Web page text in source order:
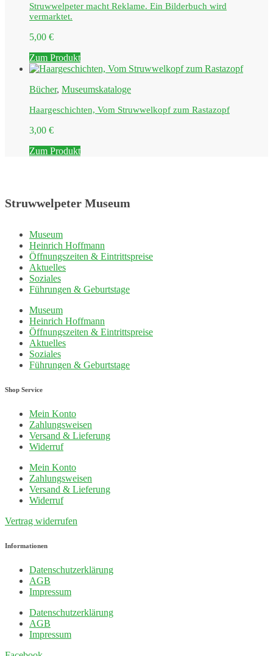
Struwwelpeter macht Reklame. Ein Bilderbuch wird
vermarktet.
5,00 €
Zum Produkt
Bücher, Museumskataloge
Haargeschichten, Vom Struwwelkopf zum Rastazopf
3,00 €
Zum Produkt
Struwwelpeter Museum
Museum
Heinrich Hoffmann
Öffnungszeiten & Eintrittspreise
Aktuelles
Soziales
Führungen & Geburtstage
Museum
Heinrich Hoffmann
Öffnungszeiten & Eintrittspreise
Aktuelles
Soziales
Führungen & Geburtstage
Shop Service
Mein Konto
Zahlungsweisen
Versand & Lieferung
Widerruf
Mein Konto
Zahlungsweisen
Versand & Lieferung
Widerruf
Vertrag widerrufen
Informationen
Datenschutzerklärung
AGB
Impressum
Datenschutzerklärung
AGB
Impressum